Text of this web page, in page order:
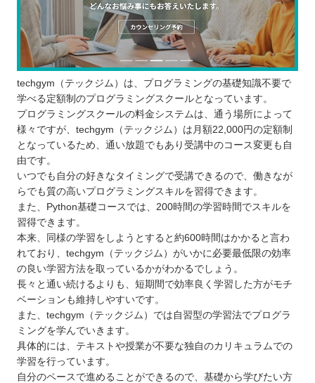
techgym（テックジム）は、プログラミングの基礎知識不要で
学べる定額制のプログラミングスクールとなっています。
プログラミングスクールの料金システムは、通う場所によって
様々ですが、techgym（テックジム）は月額22,000円の定額制
となっているため、通い放題でもあり受講中のコース変更も自
由です。
いつでも自分の好きなタイミングで受講できるので、働きなが
らでも質の高いプログラミングスキルを習得できます。
また、Python基礎コースでは、200時間の学習時間でスキルを
習得できます。
本来、同様の学習をしようとすると約600時間はかかると言わ
れており、techgym（テックジム）がいかに必要最低限の効率
の良い学習方法を取っているかがわかるでしょう。
長々と通い続けるよりも、短期間で効率良く学習した方がモチ
ベーションも維持しやすいです。
また、techgym（テックジム）では自習型の学習法でプログラ
ミングを学んでいきます。
具体的には、テキストや授業が不要な独自のカリキュラムでの
学習を行っています。
自分のペースで進めることができるので、基礎から学びたい方